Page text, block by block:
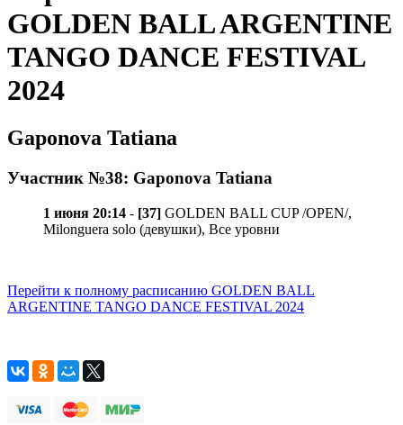
GOLDEN BALL ARGENTINE
TANGO DANCE FESTIVAL
2024
Gaponova Tatiana
Участник №38: Gaponova Tatiana
1 июня 20:14 - [37] GOLDEN BALL CUP /OPEN/,
Milonguera solo (девушки), Все уровни
Перейти к полному расписанию GOLDEN BALL
ARGENTINE TANGO DANCE FESTIVAL 2024